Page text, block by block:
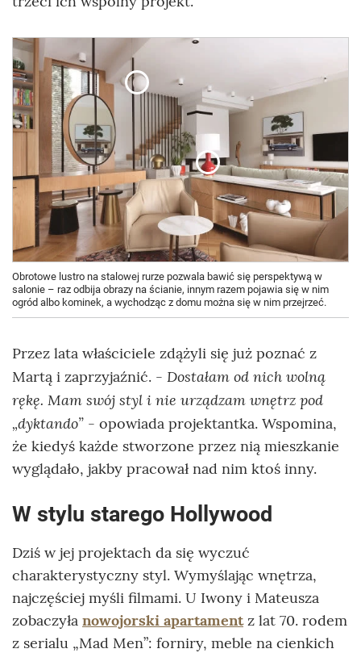
Obrotowe lustro na stalowej rurze pozwala bawić się perspektywą w
salonie – raz odbija obrazy na ścianie, innym razem pojawia się w nim
ogród albo kominek, a wychodząc z domu można się w nim przejrzeć.
Przez lata właściciele zdążyli się już poznać z
Martą i zaprzyjaźnić. - Dostałam od nich wolną
rękę. Mam swój styl i nie urządzam wnętrz pod
„dyktando” - opowiada projektantka. Wspomina,
że kiedyś każde stworzone przez nią mieszkanie
wyglądało, jakby pracował nad nim ktoś inny.
W stylu starego Hollywood
Dziś w jej projektach da się wyczuć
charakterystyczny styl. Wymyślając wnętrza,
najczęściej myśli filmami. U Iwony i Mateusza
zobaczyła nowojorski apartamentz lat 70. rodem
z serialu „Mad Men”: forniry, meble na cienkich